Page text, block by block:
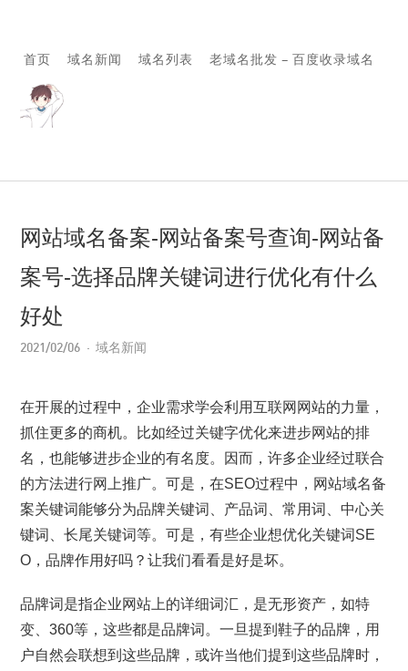
首页 域名新闻 域名列表 老域名批发 – 百度收录域名
网站域名备案-网站备案号查询-网站备
案号-选择品牌关键词进行优化有什么
好处
2021/02/06 域名新闻
在开展的过程中，企业需求学会利用互联网网站的力量，
抓住更多的商机。比如经过关键字优化来进步网站的排
名，也能够进步企业的有名度。因而，许多企业经过联合
的方法进行网上推广。可是，在SEO过程中，网站域名备
案关键词能够分为品牌关键词、产品词、常用词、中心关
键词、长尾关键词等。可是，有些企业想优化关键词SE
O，品牌作用好吗？让我们看看是好是坏。
品牌词是指企业网站上的详细词汇，是无形资产，如特
变、360等，这些都是品牌词。一旦提到鞋子的品牌，用
户自然会联想到这些品牌，或许当他们提到这些品牌时，